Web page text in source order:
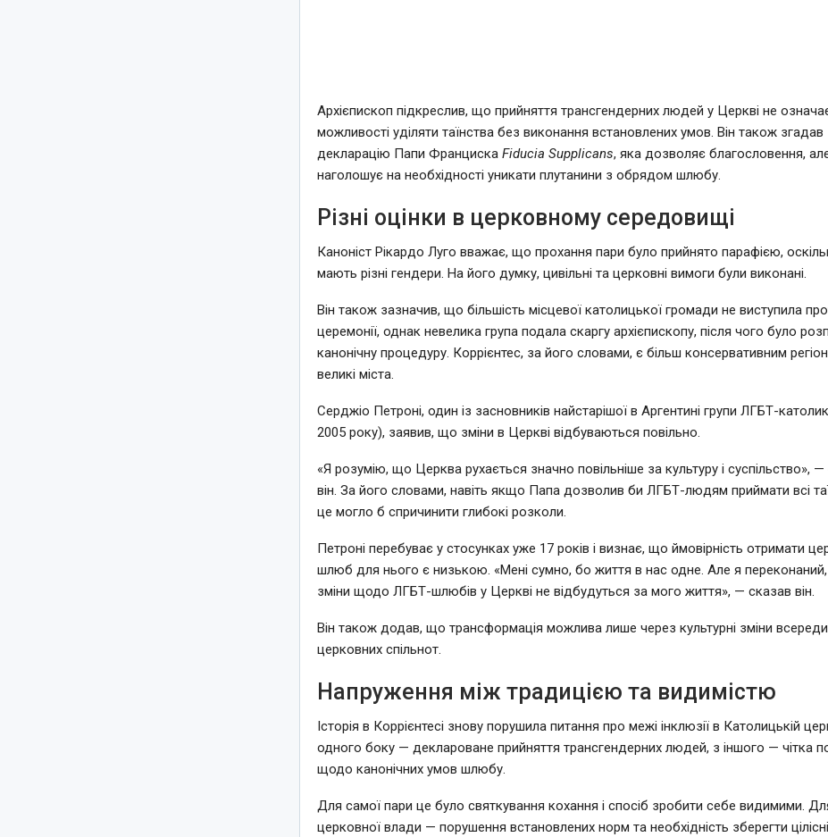
Архієпископ підкреслив, що прийняття трансгендерних людей у Церкві не
можливості уділяти таїнства без виконання встановлених умов. Він також згадав
декларацію Папи ФранцискаFiducia Supplicans, яка дозволяє благословення,
наголошує на необхідності уникати плутанини з обрядом шлюбу.
Різні оцінки в церковному середовищі
Каноніст Рікардо Луго вважає, що прохання пари було прийнято парафією,
мають різні гендери. На його думку, цивільні та церковні вимоги були виконані.
Він також зазначив, що більшість місцевої католицької громади не виступила
церемонії, однак невелика група подала скаргу архієпископу, після чого було
канонічну процедуру. Коррієнтес, за його словами, є більш консервативним
великі міста.
Серджіо Петроні, один із засновників найстарішої в Аргентині групи ЛГБТ-
2005 року), заявив, що зміни в Церкві відбуваються повільно.
«Я розумію, що Церква рухається значно повільніше за культуру і суспільство»,
він. За його словами, навіть якщо Папа дозволив би ЛГБТ-людям приймати всі
це могло б спричинити глибокі розколи.
Петроні перебуває у стосунках уже 17 років і визнає, що ймовірність отримати
шлюб для нього є низькою. «Мені сумно, бо життя в нас одне. Але я
зміни щодо ЛГБТ-шлюбів у Церкві не відбудуться за мого життя», — сказав він.
Він також додав, що трансформація можлива лише через культурні зміни
церковних спільнот.
Напруження між традицією та видимістю
Історія в Коррієнтесі знову порушила питання про межі інклюзії в Католицькій
одного боку — деклароване прийняття трансгендерних людей, з іншого — чітка
щодо канонічних умов шлюбу.
Для самої пари це було святкування кохання і спосіб зробити себе видимими.
церковної влади — порушення встановлених норм та необхідність зберегти